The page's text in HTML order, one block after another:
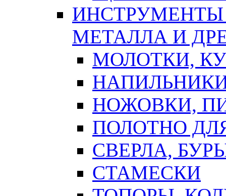
ИНСТРУМЕНТЫ
МЕТАЛЛА И
МОЛОТКИ,
НОЖОВКИ,
ПОЛОТНО
СВЕРЛА,
СТАМЕСКИ